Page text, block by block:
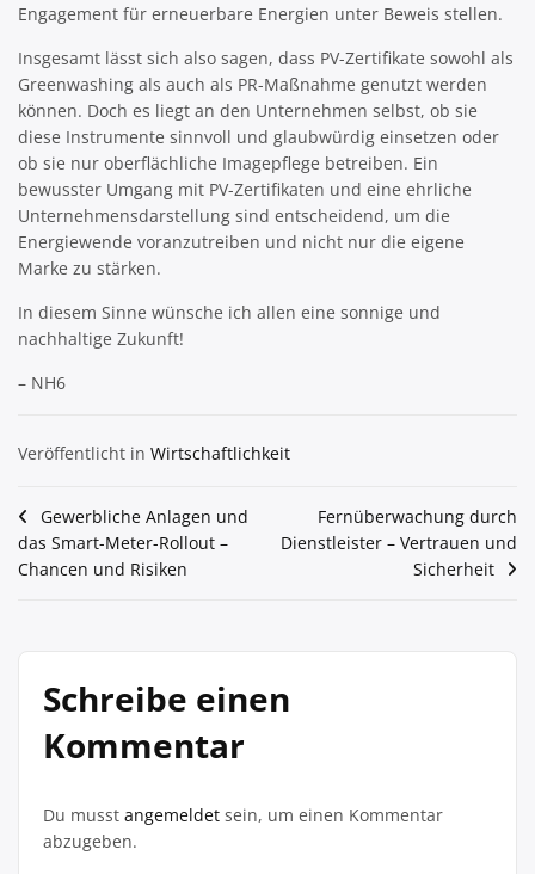
Engagement für erneuerbare Energien unter Beweis stellen.
Insgesamt lässt sich also sagen, dass PV-Zertifikate sowohl als
Greenwashing als auch als PR-Maßnahme genutzt werden
können. Doch es liegt an den Unternehmen selbst, ob sie
diese Instrumente sinnvoll und glaubwürdig einsetzen oder
ob sie nur oberflächliche Imagepflege betreiben. Ein
bewusster Umgang mit PV-Zertifikaten und eine ehrliche
Unternehmensdarstellung sind entscheidend, um die
Energiewende voranzutreiben und nicht nur die eigene
Marke zu stärken.
In diesem Sinne wünsche ich allen eine sonnige und
nachhaltige Zukunft!
– NH6
Veröffentlicht in Wirtschaftlichkeit
Beitragsnavigation
Gewerbliche Anlagen und
das Smart-Meter-Rollout –
Chancen und Risiken
Fernüberwachung durch
Dienstleister – Vertrauen und
Sicherheit
Schreibe einen
Kommentar
Du musst angemeldet sein, um einen Kommentar
abzugeben.